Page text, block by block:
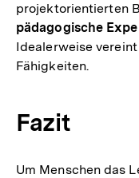
projektorientierten
pädagogische
Idealerweise
Fähigkeiten.
Fazit
Um Menschen das